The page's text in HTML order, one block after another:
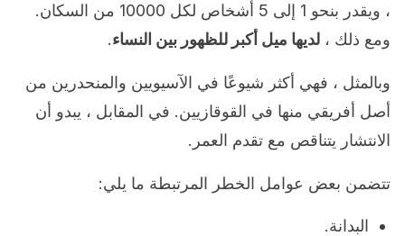
، ويقدر بنحو 1 إلى 5 أشخاص لكل 10000 من السكان.
ومع ذلك ، لديها ميل أكبر للظهور بين النساء.
وبالمثل ، فهي أكثر شيوعًا في الآسيويين والمنحدرين من
أصل أفريقي منها في القوقازيين. في المقابل ، يبدو أن
الانتشار يتناقص مع تقدم العمر.
تتضمن بعض عوامل الخطر المرتبطة ما يلي:
البدانة.